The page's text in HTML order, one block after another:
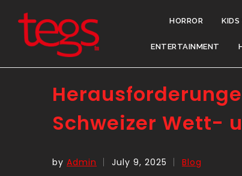
HORROR KIDS
ENTERTAINMENT
Schweizer Wett-
by Admin July 9, 2025
Blog